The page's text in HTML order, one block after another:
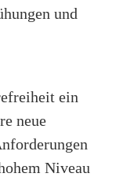
und
ein
neue
Niveau